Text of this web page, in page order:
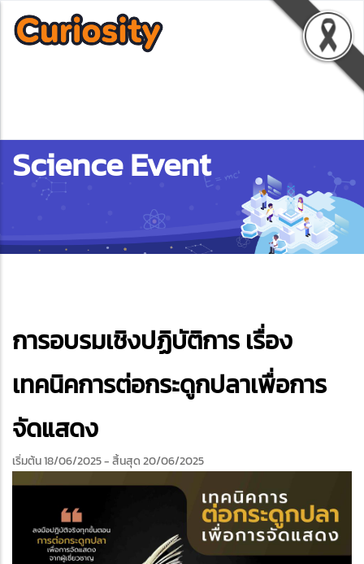
Science Event
การอบรมเชิงปฏิบัติการ เรื่อง
เทคนิคการต่อกระดูกปลาเพื่อการ
จัดแสดง
เริ่มต้น 18/06/2025- สิ้นสุด 20/06/2025